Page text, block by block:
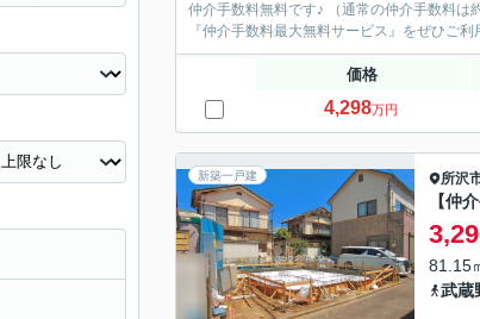
仲介手数料無料です♪ （通常の仲介手数料は約158万円⇒仲介手数料無料！） 物件購入
価格
4,298万円
新築一戸建 所沢
【仲
81.15
武蔵